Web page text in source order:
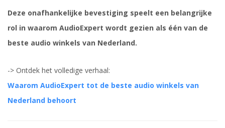
Deze onafhankelijke bevestiging speelt een belangrijke
rol in waarom AudioExpert wordt gezien als één van de
beste audio winkels van Nederland.
-> Ontdek het volledige verhaal:
Waarom AudioExpert tot de beste audio winkels van
Nederland behoort